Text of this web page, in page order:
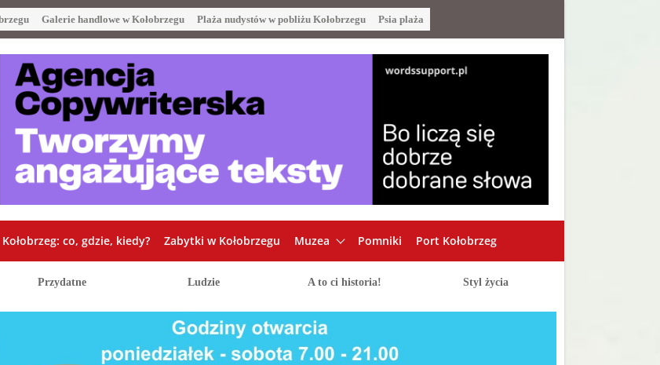
Galerie handlowe w Kołobrzegu Plaża nudystów w pobliżu Kołobrzegu Psia plaża
Kołobrzeg: co, gdzie, kiedy? Zabytki w Kołobrzegu Muzea Pomniki Port Kołobrzeg
Przydatne Ludzie A to ci historia! Styl życia